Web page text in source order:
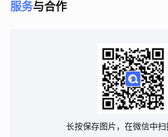
服务与合作
长按保存图片，在微信中